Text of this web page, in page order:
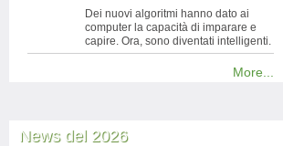
Dei nuovi algoritmi hanno dato ai
computer la capacità di imparare e
capire. Ora, sono diventati intelligenti.
More...
News del 2026